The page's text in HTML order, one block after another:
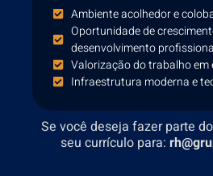
Ambiente acolhedor e
Oportunidade de
desenvolvimento
Valorização do trabalho em
Infraestrutura moderna e
Se você deseja fazer parte
seu currículo para: